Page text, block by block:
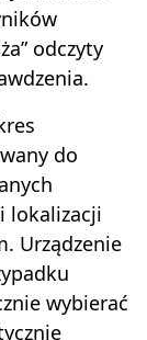
odczyty
do
lokalizacji
Urządzenie
wybierać